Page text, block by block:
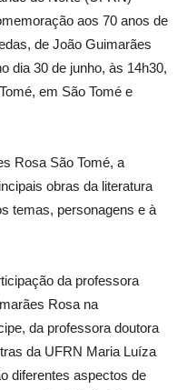
aos 70 anos de
de João Guimarães
dia 30 de junho, às 14h30,
em São Tomé e
Rosa São Tomé, a
obras da literatura
temas, personagens e à
da professora
Rosa na
da professora doutora
da UFRN Maria Luíza
diferentes aspectos de